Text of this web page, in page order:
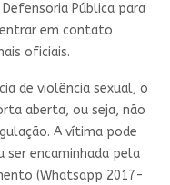
Pública para
em contato
oficiais.
de violência sexual, o
aberta, ou seja, não
A vítima pode
encaminhada pela
(Whatsapp 2017-